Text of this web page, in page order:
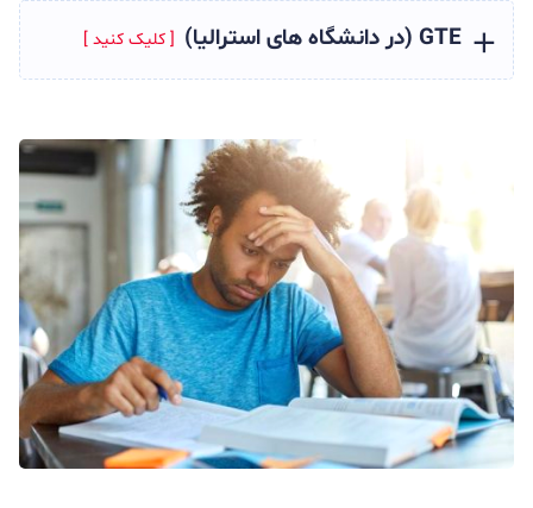
GTE (در دانشگاه های استرالیا)